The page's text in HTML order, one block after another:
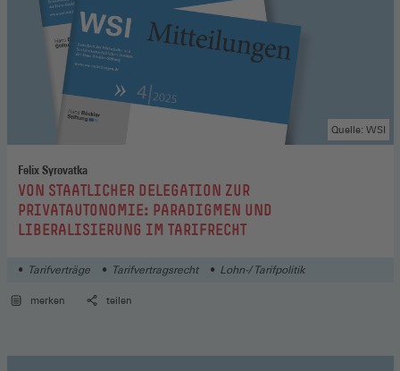
Felix Syrovatka
:VON STAATLICHER DELEGATION ZUR
PRIVATAUTONOMIE: PARADIGMEN UND
LIBERALISIERUNG IM TARIFRECHT
Quelle: WSI
Tarifverträge Tarifvertragsrecht Lohn-/ Tarifpolitik
merken teilen